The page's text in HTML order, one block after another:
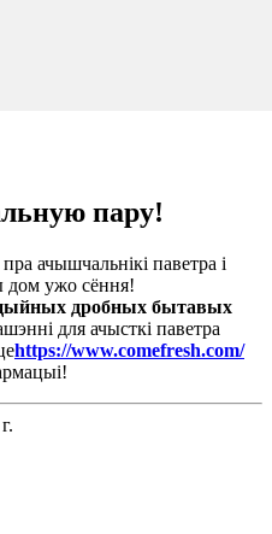
пару!
ачышчальнікі паветра і
дом ужо сёння!
дробных бытавых
для ачысткі паветра
https://www.comefresh.com/